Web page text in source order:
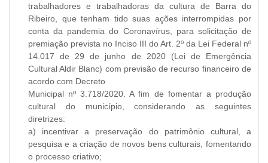
trabalhadores e trabalhadoras da cultura de Barra do
Ribeiro, que tenham tido suas ações interrompidas por
conta da pandemia do Coronavírus, para solicitação de
premiação prevista no Inciso III do Art. 2º da Lei Federal nº
14.017 de 29 de junho de 2020 (Lei de Emergência
Cultural Aldir Blanc) com previsão de recurso financeiro de
acordo com Decreto
Municipal nº 3.718/2020. A fim de fomentar a produção
cultural do município, considerando as seguintes
diretrizes:
a) incentivar a preservação do patrimônio cultural, a
pesquisa e a criação de novos bens culturais, fomentando
o processo criativo;